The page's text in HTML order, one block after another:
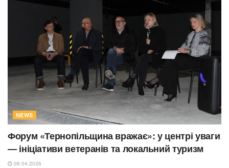
NEWS
Форум «Тернопільщина вражає»: у центрі уваги
— ініціативи ветеранів та локальний туризм
06.04.2026